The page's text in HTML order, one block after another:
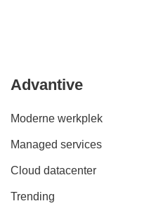
Advantive
Moderne werkplek
Managed services
Cloud datacenter
Trending